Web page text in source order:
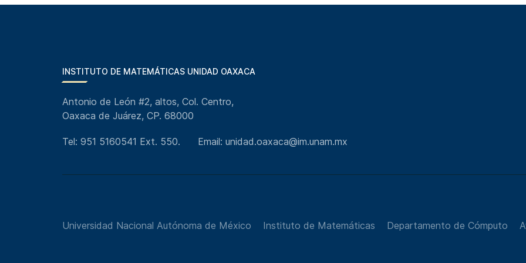
INSTITUTO DE MATEMÁTICAS UNIDAD OAXACA
Antonio de León #2, altos, Col. Centro,
Oaxaca de Juárez, CP. 68000
Tel: 951 5160541 Ext. 550. Email: unidad.oaxaca@im.unam.mx
Universidad Nacional Autónoma de México Instituto de Matemáticas Departamento de Cómputo